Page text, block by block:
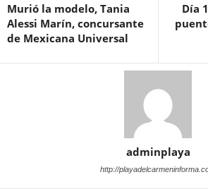
Murió la modelo, Tania
Alessi Marín, concursante
de Mexicana Universal
Día
adminplaya
http://